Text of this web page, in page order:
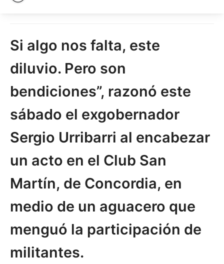
Si algo nos falta, este
diluvio. Pero son
bendiciones”, razonó este
sábado el exgobernador
Sergio Urribarri al encabezar
un acto en el Club San
Martín, de Concordia, en
medio de un aguacero que
menguó la participación de
militantes.